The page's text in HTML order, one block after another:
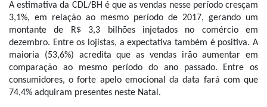
A estimativa da CDL/BH é que as vendas nesse período cresçam
3,1%, em relação ao mesmo período de 2017, gerando um
montante de R$ 3,3 bilhões injetados no comércio em
dezembro. Entre os lojistas, a expectativa também é positiva. A
maioria (53,6%) acredita que as vendas irão aumentar em
comparação ao mesmo período do ano passado. Entre os
consumidores, o forte apelo emocional da data fará com que
74,4% adquiram presentes neste Natal.